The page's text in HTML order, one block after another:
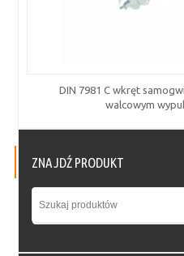
DIN 7981 C wkręt
walcowym
ZNAJDŹ PRODUKT